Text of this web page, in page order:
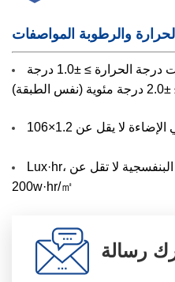
التحكم في درجة الحرارة: تقلبات درجة الحرارة ≥ ±1.0 درجة
لا يقل عن 1.2×106
Lux·hr، الطاقة القريبة من الأشعة فوق البنفسجية لا تقل عن
200w·hr/㎡
رسالة